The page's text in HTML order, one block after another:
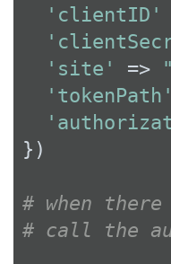
'clientID'
'site'
=>
'tokenPath'
})
# when
# call the